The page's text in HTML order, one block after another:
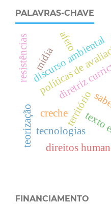
PALAVRAS-CHAVE
território
diretriz
políticas de
discurso ambiental
mídia
direitos
creche
tecnologias
teorização
afeto
resistências
FINANCIAMENTO